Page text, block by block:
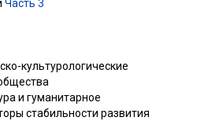
Часть 3
культурологические
и гуманитарное
стабильности развития